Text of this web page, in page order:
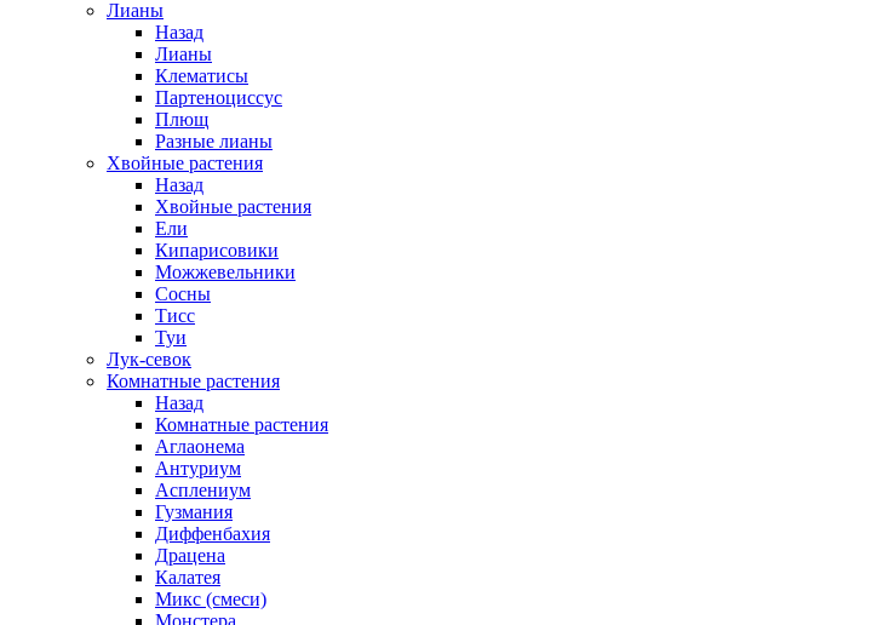
Лианы
Назад
Лианы
Клематисы
Партеноциссус
Плющ
Разные лианы
Хвойные растения
Назад
Хвойные растения
Ели
Кипарисовики
Можжевельники
Сосны
Тисс
Туи
Лук-севок
Комнатные растения
Назад
Комнатные растения
Аглаонема
Антуриум
Асплениум
Гузмания
Диффенбахия
Драцена
Калатея
Микс (смеси)
Монстера